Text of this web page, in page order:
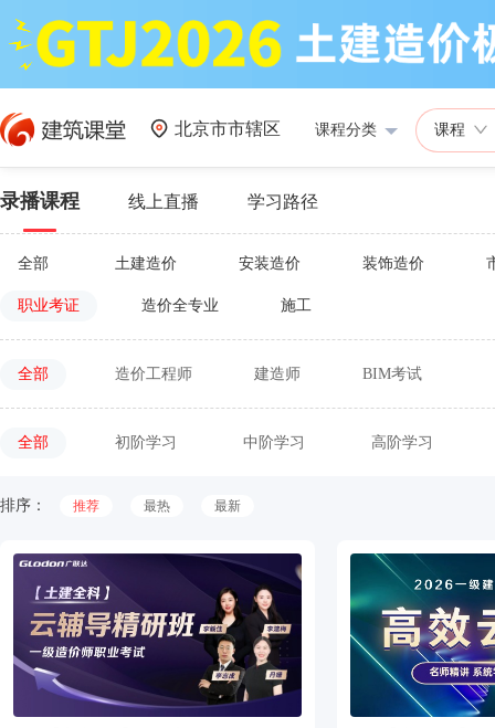
北京市市辖区 课程分类 课程
录播课程 线上直播 学习路径
全部 土建造价 安装造价 装饰造价
职业考证 造价全专业 施工
全部 造价工程师 建造师 BIM考试
全部 初阶学习 中阶学习 高阶学习
排序： 推荐 最热 最新